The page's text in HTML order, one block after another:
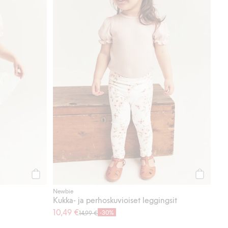
Newbie
Kukka- ja perhoskuvioiset leggingsit
10,49 €14,99 € -30%